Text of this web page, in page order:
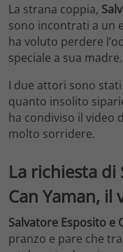
La strana coppia,
sono incontrati a un
ha voluto perdere
speciale a sua madre.
I due attori sono
quanto insolito
ha condiviso il video
molto sorridere.
La richiesta di
Can Yaman,
Salvatore Esposito e
pranzo e pare che